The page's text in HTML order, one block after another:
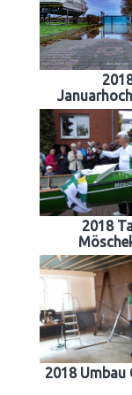
2018
2018 Umbau